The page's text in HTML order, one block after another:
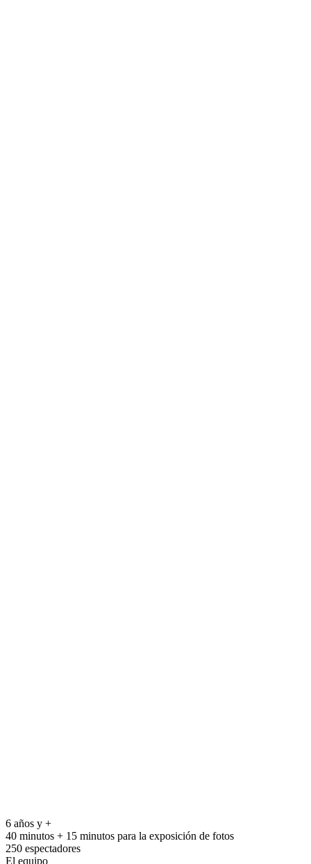
6 años y +
40 minutos + 15 minutos para la exposición de fotos
250 espectadores
El equipo